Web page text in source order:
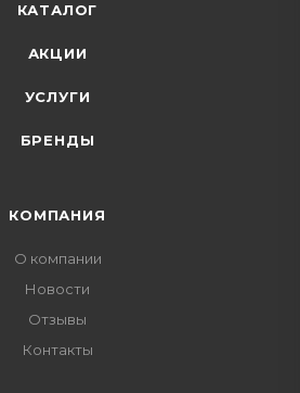
КАТАЛОГ
АКЦИИ
УСЛУГИ
БРЕНДЫ
КОМПАНИЯ
О компании
Новости
Отзывы
Контакты